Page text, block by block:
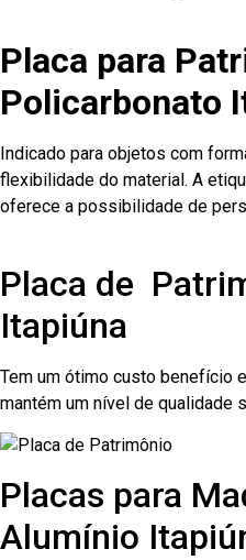
Placa para
Policarbonato
Indicado para objetos com
flexibilidade do material. A
oferece a possibilidade de
Placa de
Itapiúna
Tem um ótimo custo benefício
mantém um nível de qualidade
Placas para
Alumínio